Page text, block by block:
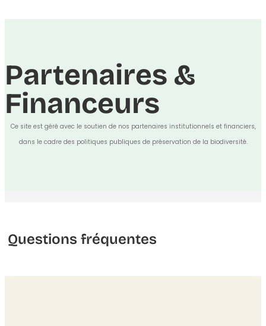
Partenaires &
Financeurs
Ce site est géré avec le soutien de nos partenaires institutionnels et financiers,
dans le cadre des politiques publiques de préservation de la biodiversité.
Questions fréquentes